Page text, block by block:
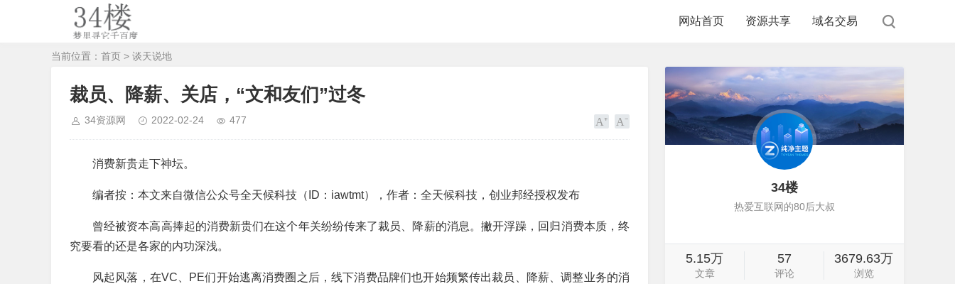
网站首页 资源共享 域名交易
当前位置： 首页 > 谈天说地
裁员、降薪、关店，“文和友们”过冬
34资源网 2022-02-24 477
消费新贵走下神坛。
编者按：本文来自微信公众号全天候科技（ID：iawtmt），作者：全天候科技，创业邦经授权发布
曾经被资本高高捧起的消费新贵们在这个年关纷纷传来了裁员、降薪的消息。撇开浮躁，回归消费本质，终
究要看的还是各家的内功深浅。
风起风落，在VC、PE们开始逃离消费圈之后，线下消费品牌们也开始频繁传出裁员、降薪、调整业务的消
34楼
热爱互联网的80后大叔
5.15万
文章
57
评论
3679.63万
浏览